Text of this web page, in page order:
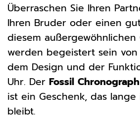
Überraschen Sie Ihren
Ihren Bruder oder einen
diesem außergewöhnlichen
werden begeistert sein
dem Design und der
Uhr. Der Fossil
ist ein Geschenk, das
bleibt.